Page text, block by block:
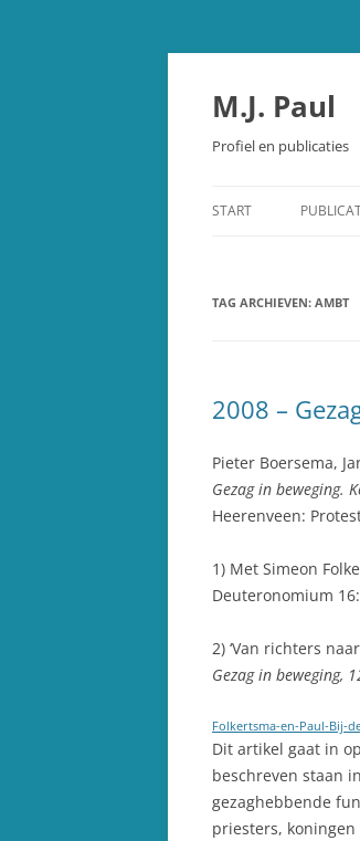
Spring
M.J. Paul
Profiel en publicaties
START
TAG ARCHIEVEN: AMBT
2008 –
Pieter Boersema,
Gezag in beweging.
Heerenveen:
1) Met Simeon
Deuteronomium
2) ‘Van richters
Gezag in beweging,
Folkertsma-en-Paul-Bij-
Dit artikel gaat in
beschreven staan
gezaghebbende
priesters,